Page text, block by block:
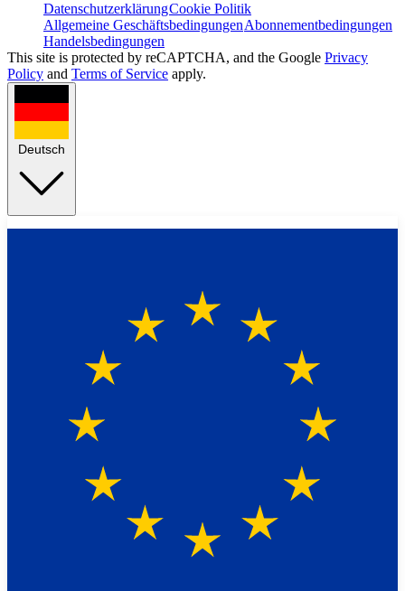
DatenschutzerklärungCookie Politik
Allgemeine GeschäftsbedingungenAbonnementbedingungen
Handelsbedingungen
This site is protected by reCAPTCHA, and the Google Privacy
Policy and Terms of Service apply.
Deutsch